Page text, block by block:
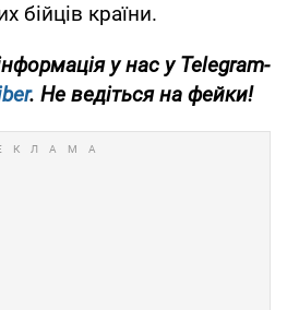
бійців країни.
у нас у Telegram-
. Не ведіться на фейки!